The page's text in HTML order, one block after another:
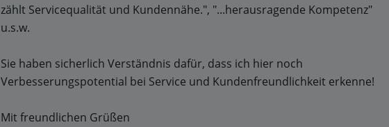
zählt Servicequalität und Kundennähe.", "...herausragende Kompetenz"
u.s.w.
Sie haben sicherlich Verständnis dafür, dass ich hier noch
Verbesserungspotential bei Service und Kundenfreundlichkeit erkenne!
Mit freundlichen Grüßen